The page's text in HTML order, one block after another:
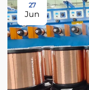
27
Jun